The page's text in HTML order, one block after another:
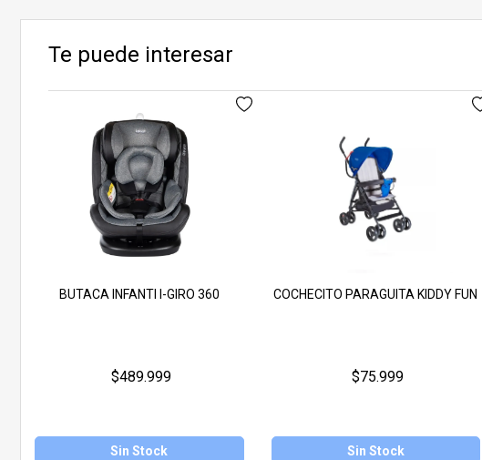
Te puede interesar
BUTACA INFANTI I-GIRO 360
$489.999
Sin Stock
COCHECITO PARAGUITA KIDDY FUN
$75.999
Sin Stock